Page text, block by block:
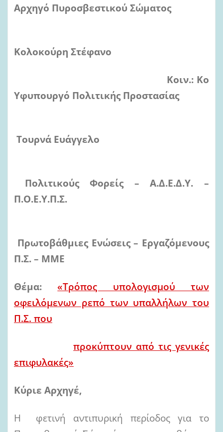
Αρχηγό Πυροσβεστικού Σώματος
Κολοκούρη Στέφανο
Κοιν.: Κο
Υφυπουργό Πολιτικής Προστασίας
Τουρνά Ευάγγελο
Πολιτικούς Φορείς – Α.Δ.Ε.Δ.Υ. –
Π.Ο.Ε.Υ.Π.Σ.
Πρωτοβάθμιες Ενώσεις – Εργαζόμενους
Π.Σ. – ΜΜΕ
Θέμα: «Τρόπος υπολογισμού των
οφειλόμενων ρεπό των υπαλλήλων του
Π.Σ. που
προκύπτουν από τις γενικές
επιφυλακές»
Κύριε Αρχηγέ,
Η φετινή αντιπυρική περίοδος για το